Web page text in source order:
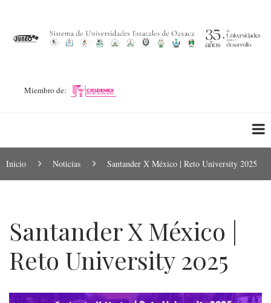
contenido
Miembro de:
Ruta
Inicio Noticias Santander X México | Reto University 2025
Santander X México |
Reto University 2025